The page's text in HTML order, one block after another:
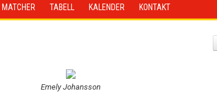
MATCHER TABELL KALENDER KONTAKT
Emely Johansson